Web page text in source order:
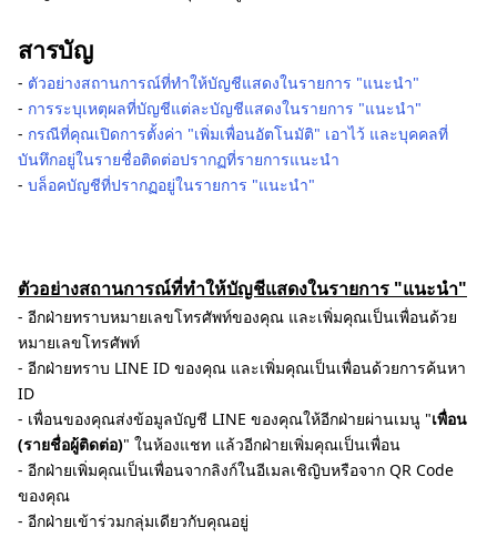
สารบัญ
- ตัวอย่างสถานการณ์ที่ทำให้บัญชีแสดงในรายการ "แนะนำ"
- การระบุเหตุผลที่บัญชีแต่ละบัญชีแสดงในรายการ "แนะนำ"
- กรณีที่คุณเปิดการตั้งค่า "เพิ่มเพื่อนอัตโนมัติ" เอาไว้ และบุคคลที่
บันทึกอยู่ในรายชื่อติดต่อปรากฏที่รายการแนะนำ
- บล็อคบัญชีที่ปรากฏอยู่ในรายการ "แนะนำ"
ตัวอย่างสถานการณ์ที่ทำให้บัญชีแสดงในรายการ "แนะนำ"
- อีกฝ่ายทราบหมายเลขโทรศัพท์ของคุณ และเพิ่มคุณเป็นเพื่อนด้วย
หมายเลขโทรศัพท์
- อีกฝ่ายทราบ LINE ID ของคุณ และเพิ่มคุณเป็นเพื่อนด้วยการค้นหา
ID
- เพื่อนของคุณส่งข้อมูลบัญชี LINE ของคุณให้อีกฝ่ายผ่านเมนู "เพื่อน
(รายชื่อผู้ติดต่อ)" ในห้องแชท แล้วอีกฝ่ายเพิ่มคุณเป็นเพื่อน
- อีกฝ่ายเพิ่มคุณเป็นเพื่อนจากลิงก์ในอีเมลเชิญิบหรือจาก QR Code
ของคุณ
- อีกฝ่ายเข้าร่วมกลุ่มเดียวกับคุณอยู่